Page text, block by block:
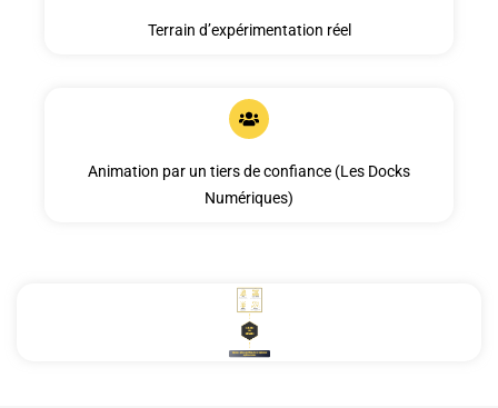
Terrain d’expérimentation réel
Animation par un tiers de confiance (Les Docks
Numériques)